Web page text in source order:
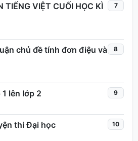
TIẾNG VIỆT CUỐI HỌC KÌ
7
chủ đề tính đơn điệu và
8
lên lớp 2 9
thi Đại học 10